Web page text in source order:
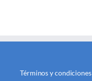
Términos y condiciones